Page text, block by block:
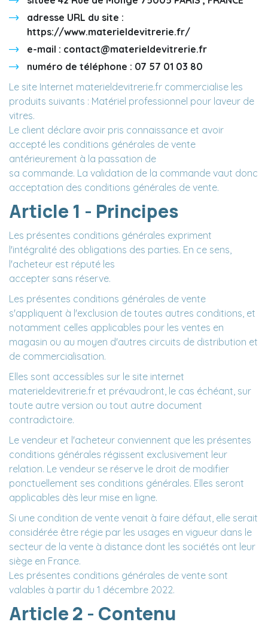
adresse URL du site :
https://www.materieldevitrerie.fr/
e-mail : contact@materieldevitrerie.fr
numéro de téléphone : 07 57 01 03 80
Le site Internet materieldevitrerie.fr commercialise les
produits suivants : Matériel professionnel pour laveur de
vitres.
Le client déclare avoir pris connaissance et avoir
accepté les conditions générales de vente
antérieurement à la passation de
sa commande. La validation de la commande vaut donc
acceptation des conditions générales de vente.
Article 1 - Principes
Les présentes conditions générales expriment
l'intégralité des obligations des parties. En ce sens,
l'acheteur est réputé les
accepter sans réserve.
Les présentes conditions générales de vente
s'appliquent à l'exclusion de toutes autres conditions, et
notamment celles applicables pour les ventes en
magasin ou au moyen d'autres circuits de distribution et
de commercialisation.
Elles sont accessibles sur le site internet
materieldevitrerie.fr et prévaudront, le cas échéant, sur
toute autre version ou tout autre document
contradictoire.
Le vendeur et l'acheteur conviennent que les présentes
conditions générales régissent exclusivement leur
relation. Le vendeur se réserve le droit de modifier
ponctuellement ses conditions générales. Elles seront
applicables dès leur mise en ligne.
Si une condition de vente venait à faire défaut, elle serait
considérée être régie par les usages en vigueur dans le
secteur de la vente à distance dont les sociétés ont leur
siège en France.
Les présentes conditions générales de vente sont
valables à partir du 1 décembre 2022.
Article 2 - Contenu